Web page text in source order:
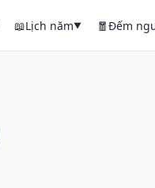
📖Lịch năm▼ 🧧Đếm